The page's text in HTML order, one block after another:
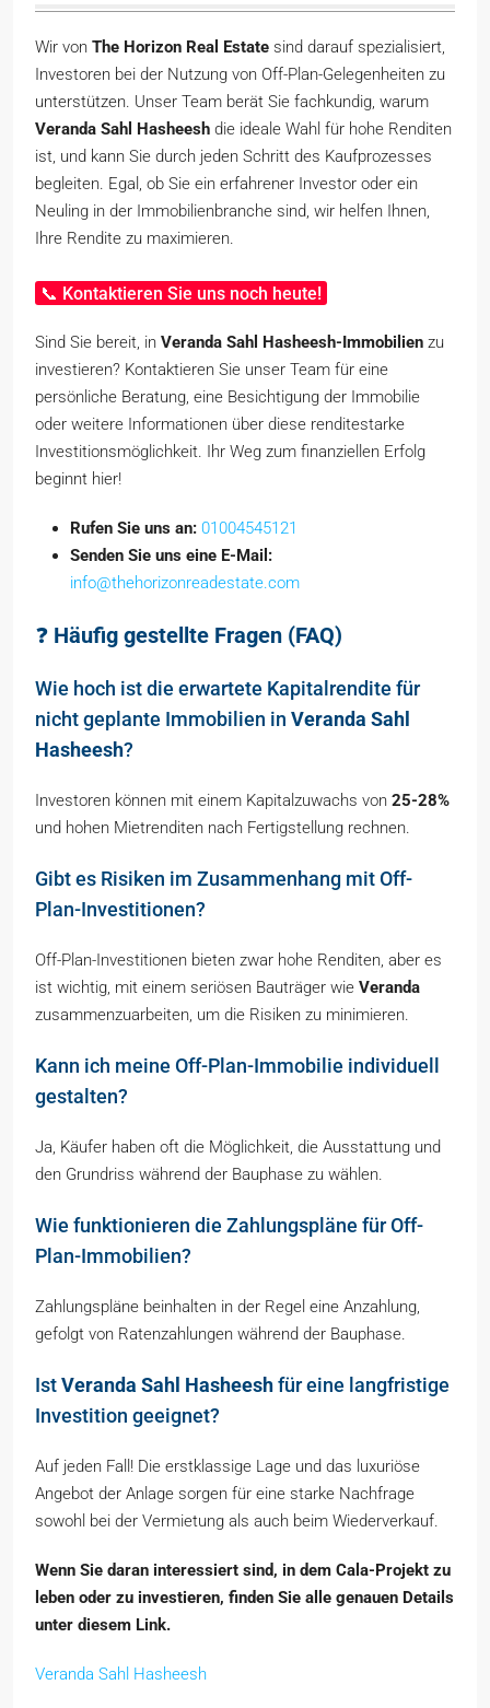
Wir von The Horizon Real Estate sind darauf spezialisiert,
Investoren bei der Nutzung von Off-Plan-Gelegenheiten zu
unterstützen. Unser Team berät Sie fachkundig, warum
Veranda Sahl Hasheesh die ideale Wahl für hohe Renditen
ist, und kann Sie durch jeden Schritt des Kaufprozesses
begleiten. Egal, ob Sie ein erfahrener Investor oder ein
Neuling in der Immobilienbranche sind, wir helfen Ihnen,
Ihre Rendite zu maximieren.
📞 Kontaktieren Sie uns noch heute!
Sind Sie bereit, in Veranda Sahl Hasheesh-Immobilien zu
investieren? Kontaktieren Sie unser Team für eine
persönliche Beratung, eine Besichtigung der Immobilie
oder weitere Informationen über diese renditestarke
Investitionsmöglichkeit. Ihr Weg zum finanziellen Erfolg
beginnt hier!
Rufen Sie uns an: 01004545121
Senden Sie uns eine E-Mail:
info@thehorizonreadestate.com
❓ Häufig gestellte Fragen (FAQ)
Wie hoch ist die erwartete Kapitalrendite für
nicht geplante Immobilien in Veranda Sahl
Hasheesh?
Investoren können mit einem Kapitalzuwachs von 25-28%
und hohen Mietrenditen nach Fertigstellung rechnen.
Gibt es Risiken im Zusammenhang mit Off-
Plan-Investitionen?
Off-Plan-Investitionen bieten zwar hohe Renditen, aber es
ist wichtig, mit einem seriösen Bauträger wie Veranda
zusammenzuarbeiten, um die Risiken zu minimieren.
Kann ich meine Off-Plan-Immobilie individuell
gestalten?
Ja, Käufer haben oft die Möglichkeit, die Ausstattung und
den Grundriss während der Bauphase zu wählen.
Wie funktionieren die Zahlungspläne für Off-
Plan-Immobilien?
Zahlungspläne beinhalten in der Regel eine Anzahlung,
gefolgt von Ratenzahlungen während der Bauphase.
IstVeranda Sahl Hasheeshfür eine langfristige
Investition geeignet?
Auf jeden Fall! Die erstklassige Lage und das luxuriöse
Angebot der Anlage sorgen für eine starke Nachfrage
sowohl bei der Vermietung als auch beim Wiederverkauf.
Wenn Sie daran interessiert sind, in dem Cala-Projekt zu
leben oder zu investieren, finden Sie alle genauen Details
unter diesem Link.
Veranda Sahl Hasheesh